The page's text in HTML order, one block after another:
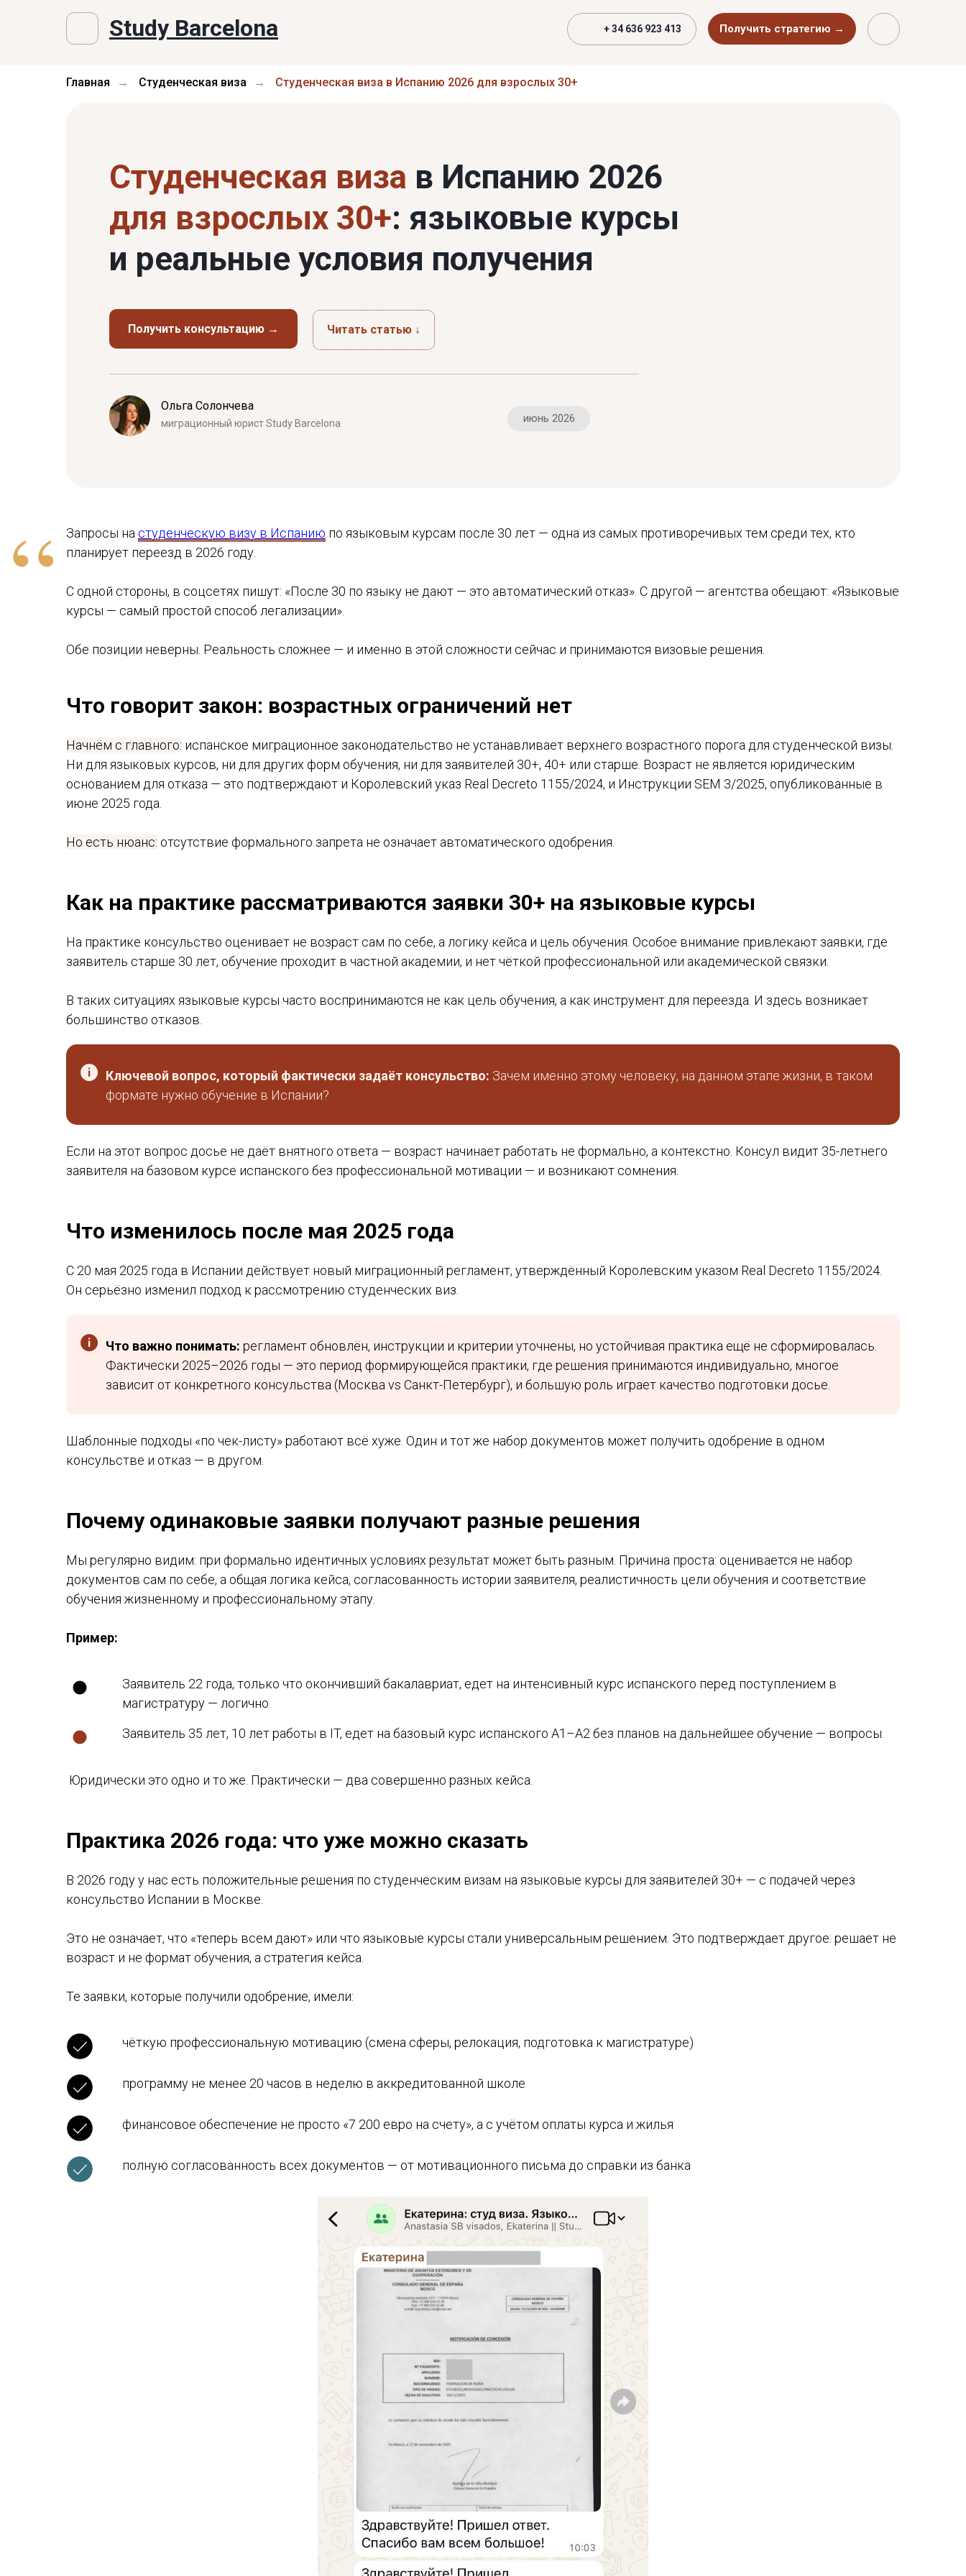
Study Barcelona Получить стратегию →
+ 34 636 923 413
Главная → Студенческая виза → Студенческая виза в Испанию 2026 для взрослых 30+
Получить консультацию →
Студенческая виза в Испанию 2026
для взрослых 30+: языковые курсы
и реальные условия получения
Читать статью ↓
Ольга Солончева
миграционный юрист Study Barcelona июнь 2026
“ Запросы на студенческую визу в Испанию по языковым курсам после 30 лет — одна из самых противоречивых тем среди тех, кто
планирует переезд в 2026 году.
С одной стороны, в соцсетях пишут: «После 30 по языку не дают — это автоматический отказ». С другой — агентства обещают: «Языковые
курсы — самый простой способ легализации».
Обе позиции неверны. Реальность сложнее — и именно в этой сложности сейчас и принимаются визовые решения.
Что говорит закон: возрастных ограничений нет
Начнём с главного: испанское миграционное законодательство не устанавливает верхнего возрастного порога для студенческой визы.
Ни для языковых курсов, ни для других форм обучения, ни для заявителей 30+, 40+ или старше. Возраст не является юридическим
основанием для отказа — это подтверждают и Королевский указ Real Decreto 1155/2024, и Инструкции SEM 3/2025, опубликованные в
июне 2025 года.
Но есть нюанс: отсутствие формального запрета не означает автоматического одобрения.
Как на практике рассматриваются заявки 30+ на языковые курсы
На практике консульство оценивает не возраст сам по себе, а логику кейса и цель обучения. Особое внимание привлекают заявки, где
заявитель старше 30 лет, обучение проходит в частной академии, и нет чёткой профессиональной или академической связки.
В таких ситуациях языковые курсы часто воспринимаются не как цель обучения, а как инструмент для переезда. И здесь возникает
большинство отказов.
Ключевой вопрос, который фактически задаёт консульство: Зачем именно этому человеку, на данном этапе жизни, в таком
формате нужно обучение в Испании?
Если на этот вопрос досье не даёт внятного ответа — возраст начинает работать не формально, а контекстно. Консул видит 35-летнего
заявителя на базовом курсе испанского без профессиональной мотивации — и возникают сомнения.
Что изменилось после мая 2025 года
С 20 мая 2025 года в Испании действует новый миграционный регламент, утверждённый Королевским указом Real Decreto 1155/2024.
Он серьёзно изменил подход к рассмотрению студенческих виз.
Что важно понимать: регламент обновлён, инструкции и критерии уточнены, но устойчивая практика ещё не сформировалась.
Фактически 2025–2026 годы — это период формирующейся практики, где решения принимаются индивидуально, многое
зависит от конкретного консульства (Москва vs Санкт-Петербург), и большую роль играет качество подготовки досье.
Шаблонные подходы «по чек-листу» работают всё хуже. Один и тот же набор документов может получить одобрение в одном
консульстве и отказ — в другом.
Почему одинаковые заявки получают разные решения
Мы регулярно видим: при формально идентичных условиях результат может быть разным. Причина проста: оценивается не набор
документов сам по себе, а общая логика кейса, согласованность истории заявителя, реалистичность цели обучения и соответствие
обучения жизненному и профессиональному этапу.
Пример:
Заявитель 22 года, только что окончивший бакалавриат, едет на интенсивный курс испанского перед поступлением в
магистратуру — логично.
Заявитель 35 лет, 10 лет работы в IT, едет на базовый курс испанского А1–А2 без планов на дальнейшее обучение — вопросы.
Юридически это одно и то же. Практически — два совершенно разных кейса.
Практика 2026 года: что уже можно сказать
В 2026 году у нас есть положительные решения по студенческим визам на языковые курсы для заявителей 30+ — с подачей через
консульство Испании в Москве.
Это не означает, что «теперь всем дают» или что языковые курсы стали универсальным решением. Это подтверждает другое: решает не
возраст и не формат обучения, а стратегия кейса.
Те заявки, которые получили одобрение, имели:
чёткую профессиональную мотивацию (смена сферы, релокация, подготовка к магистратуре)
программу не менее 20 часов в неделю в аккредитованной школе
финансовое обеспечение не просто «7 200 евро на счету», а с учётом оплаты курса и жилья
полную согласованность всех документов — от мотивационного письма до справки из банка